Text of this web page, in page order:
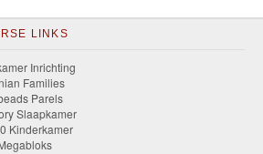
LINKS
Inrichting
Families
Parels
Slaapkamer
Kinderkamer